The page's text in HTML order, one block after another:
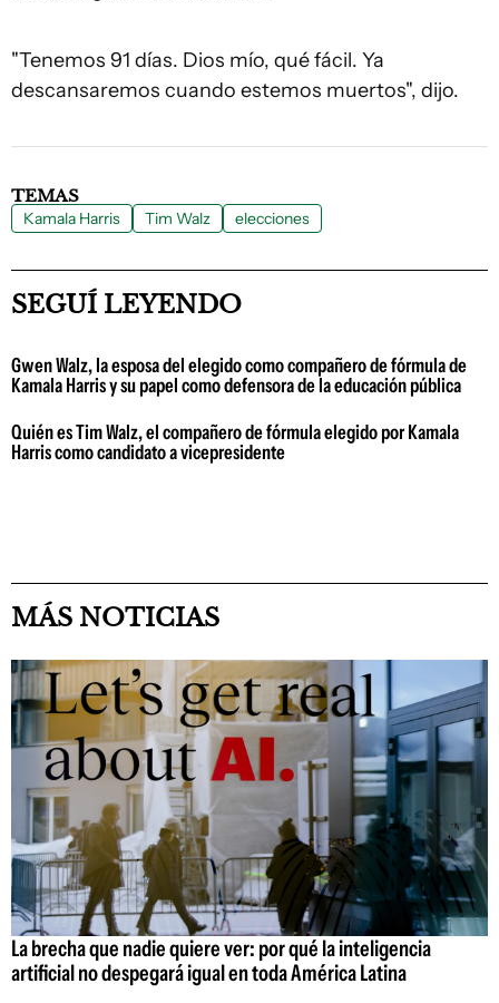
"Tenemos 91 días. Dios mío, qué fácil. Ya
descansaremos cuando estemos muertos", dijo.
TEMAS
Kamala Harris Tim Walz elecciones
SEGUÍ LEYENDO
Gwen Walz, la esposa del elegido como compañero de fórmula de
Kamala Harris y su papel como defensora de la educación pública
Quién es Tim Walz, el compañero de fórmula elegido por Kamala
Harris como candidato a vicepresidente
MÁS NOTICIAS
La brecha que nadie quiere ver: por qué la inteligencia
artificial no despegará igual en toda América Latina